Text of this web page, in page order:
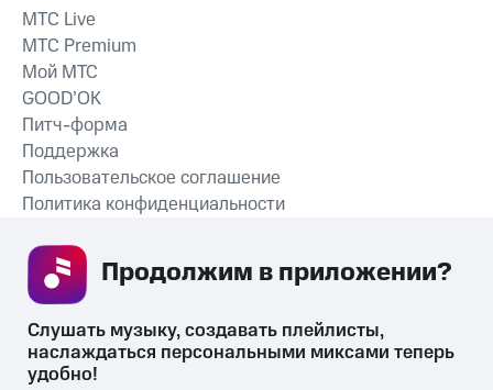
СКАЧАТЬ ПРИЛОЖЕНИЕ
MTС Live
MTС Premium
Мой МТС
GOOD’OK
Питч-форма
Поддержка
Пользовательское соглашение
Политика конфиденциальности
Слушать музыку, создавать плейлисты,
наслаждаться персональными миксами теперь
удобно!